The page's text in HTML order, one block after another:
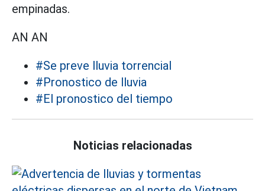
empinadas.
AN AN
#Se preve lluvia torrencial
#Pronostico de lluvia
#El pronostico del tiempo
Noticias relacionadas